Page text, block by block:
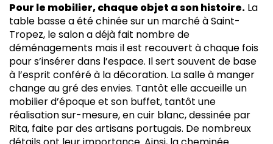
Pour le mobilier, chaque objet a son histoire. La
table basse a été chinée sur un marché à Saint-
Tropez, le salon a déjà fait nombre de
déménagements mais il est recouvert à chaque fois
pour s’insérer dans l’espace. Il sert souvent de base
à l’esprit conféré à la décoration. La salle à manger
change au gré des envies. Tantôt elle accueille un
mobilier d’époque et son buffet, tantôt une
réalisation sur-mesure, en cuir blanc, dessinée par
Rita, faite par des artisans portugais. De nombreux